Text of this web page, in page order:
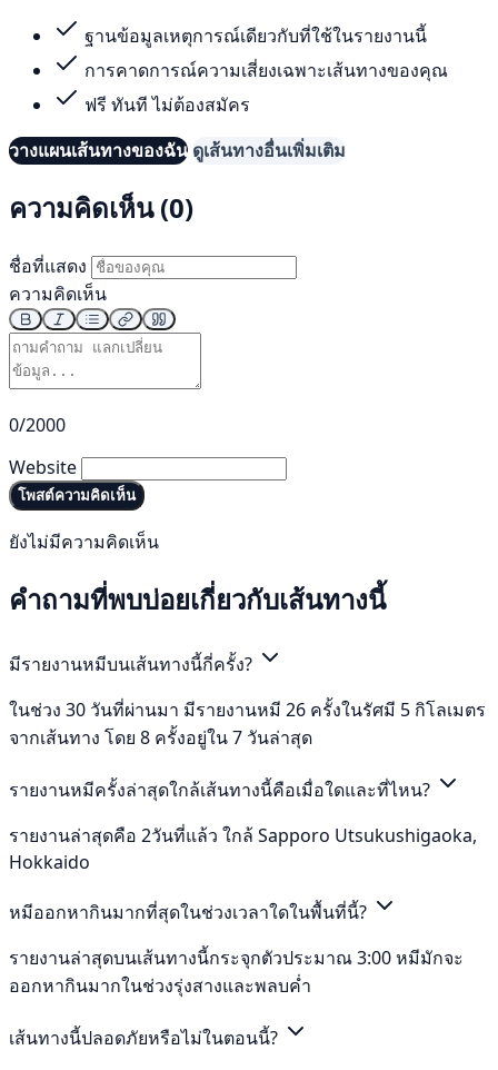
ฐานข้อมูลเหตุการณ์เดียวกับที่ใช้ในรายงานนี้
การคาดการณ์ความเสี่ยงเฉพาะเส้นทางของคุณ
ฟรี ทันที ไม่ต้องสมัคร
วางแผนเส้นทางของฉัน ดูเส้นทางอื่นเพิ่มเติม
ความคิดเห็น (0)
ชื่อที่แสดง
ความคิดเห็น
0/2000
Website
โพสต์ความคิดเห็น
ยังไม่มีความคิดเห็น
คำถามที่พบบ่อยเกี่ยวกับเส้นทางนี้
มีรายงานหมีบนเส้นทางนี้กี่ครั้ง?
ในช่วง 30 วันที่ผ่านมา มีรายงานหมี 26 ครั้งในรัศมี 5 กิโลเมตร
จากเส้นทาง โดย 8 ครั้งอยู่ใน 7 วันล่าสุด
รายงานหมีครั้งล่าสุดใกล้เส้นทางนี้คือเมื่อใดและที่ไหน?
รายงานล่าสุดคือ 2วันที่แล้ว ใกล้ Sapporo Utsukushigaoka,
Hokkaido
หมีออกหากินมากที่สุดในช่วงเวลาใดในพื้นที่นี้?
รายงานล่าสุดบนเส้นทางนี้กระจุกตัวประมาณ 3:00 หมีมักจะ
ออกหากินมากในช่วงรุ่งสางและพลบค่ำ
เส้นทางนี้ปลอดภัยหรือไม่ในตอนนี้?